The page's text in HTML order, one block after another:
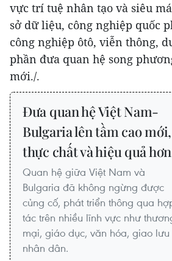
vực trí tuệ nhân tạo và siêu
sở dữ liệu, công nghiệp quốc
công nghiệp ôtô, viễn thông,
phần đưa quan hệ song
mới./.
Đưa quan hệ Việt Nam-
Bulgaria lên tầm cao mới,
thực chất và hiệu quả hơn
Quan hệ giữa Việt Nam và
Bulgaria đã không ngừng được
củng cố, phát triển thông qua
tác trên nhiều lĩnh vực như
mại, giáo dục, văn hóa, giao lưu
nhân dân.